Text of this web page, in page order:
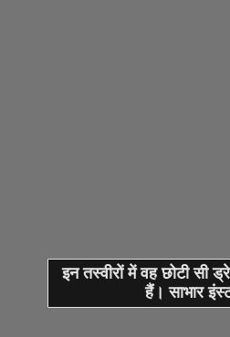
इन तस्वीरों में वह छोटी सी
हैं। साभार